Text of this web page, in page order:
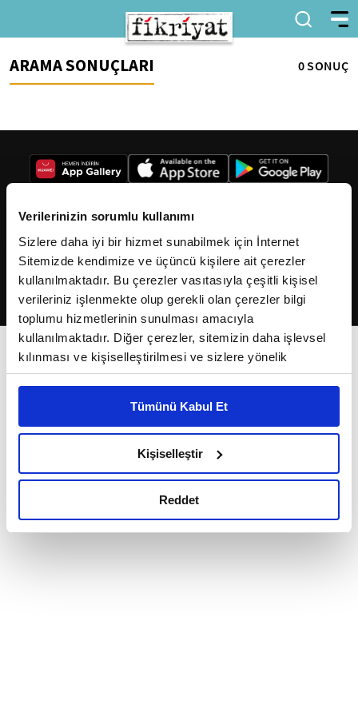
Verilerinizin sorumlu kullanımı
Sizlere daha iyi bir hizmet sunabilmek için İnternet
Sitemizde kendimize ve üçüncü kişilere ait çerezler
kullanılmaktadır. Bu çerezler vasıtasıyla çeşitli kişisel
verileriniz işlenmekte olup gerekli olan çerezler bilgi
toplumu hizmetlerinin sunulması amacıyla
kullanılmaktadır. Diğer çerezler, sitemizin daha işlevsel
kılınması ve kişiselleştirilmesi ve sizlere yönelik
reklam/pazarlama faaliyetlerinin yapılması, amaçlarıyla
Çerezlere ilişkin tercihlerinizi çerez paneli vasıtasıyla
belirleyebilirsiniz. Çerezlere ilişkin detaylı bilgi için
Ayarlar butonuna tıklayabilir,Çerez Bilgilendirme
Metnimizi ziyaret edebilirsiniz.
okumak ve sitemizi ziyaretiniz kapsamında
Tümünü Kabul Et
Kişiselleştir
Reddet
ARAMA SONUÇLARI 0 SONUÇ
2026Fikriyat. Tüm hakları saklıdır.